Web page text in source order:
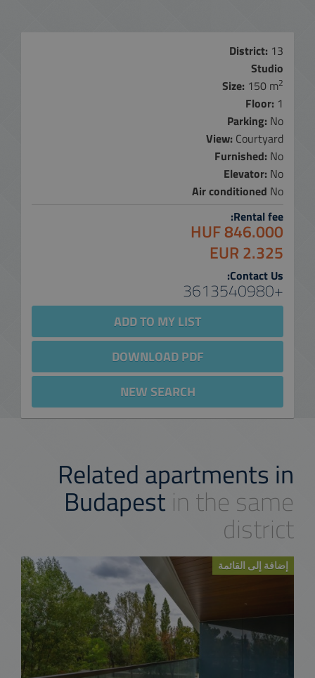
District: 13
Studio
Size: 150 m2
Floor: 1
Parking: No
View: Courtyard
Furnished: No
Elevator: No
Air conditioned No
Rental fee:
846.000 HUF
2.325 EUR
Contact Us:
+3613540980
ADD TO MY LIST
DOWNLOAD PDF
NEW SEARCH
Related apartments in
Budapest in the same
district
إضافة إلى القائمة